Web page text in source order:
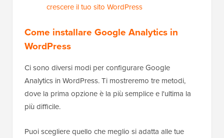
crescere il tuo sito WordPress
Come installare Google Analytics in
WordPress
Ci sono diversi modi per configurare Google
Analytics in WordPress. Ti mostreremo tre metodi,
dove la prima opzione è la più semplice e l'ultima la
più difficile.
Puoi scegliere quello che meglio si adatta alle tue